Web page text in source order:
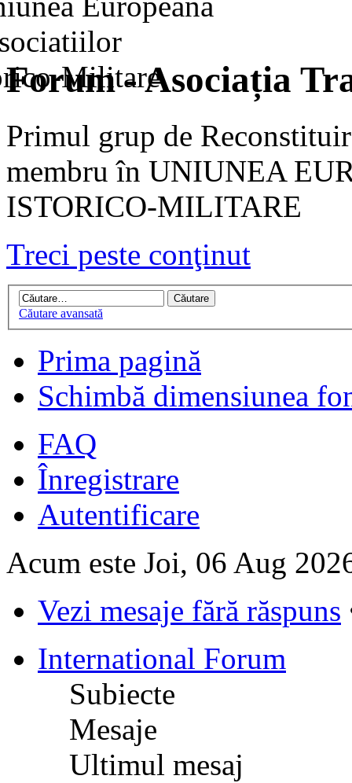
Forum - Asociația
Primul grup de
membru în UNIUNEA
ISTORICO-MILITARE
Treci peste conţinut
Căutare avansată
Prima pagină
Schimbă dimensiunea
FAQ
Înregistrare
Autentificare
Acum este Joi, 06 Aug
Vezi mesaje fără răspuns
International Forum
Subiecte
Mesaje
Ultimul mesaj